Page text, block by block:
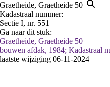
Graetheide, Graetheide 50
Kadastraal nummer:
Sectie I, nr. 551
Ga naar dit stuk:
Graetheide, Graetheide 50
bouwen afdak, 1984; Kadastraal
laatste wijziging 06-11-2024